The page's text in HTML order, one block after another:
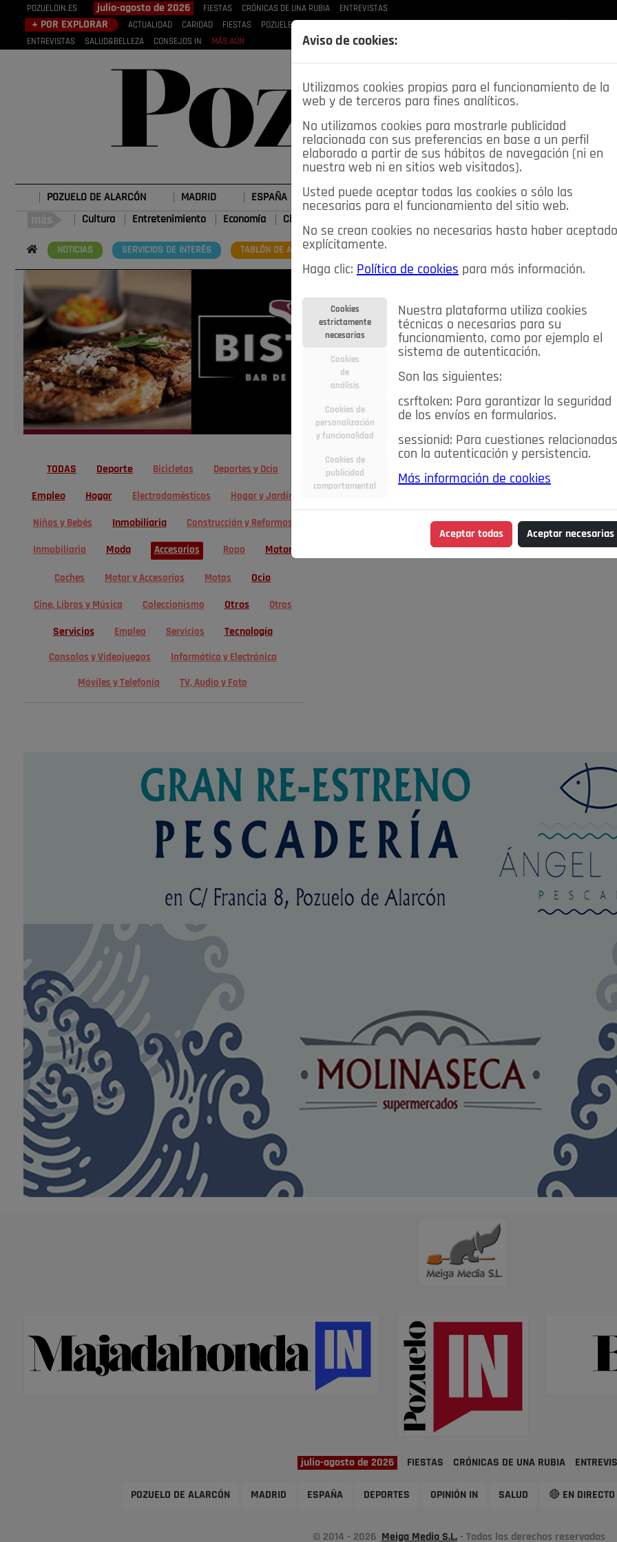
POZUELOIN.ES julio-agosto de 2026 FIESTAS CRÓNICAS DE UNA RUBIA ENTREVISTAS
+ POR EXPLORAR ACTUALIDAD CARIDAD FIESTAS POZUELEROS
ENTREVISTAS
SALUD&BELLEZA CONSEJOS IN MÁS AÚN
POZUELO DE ALARCÓN MADRID ESPAÑA DEPORTES OPINIÓN IN SALUD 🔴 EN DIRECTO
Cultura Entretenimiento Economía Ciencia&Tecnología
NOTICIAS SERVICIOS DE INTERÉS TABLÓN DE ANUNCIOS MIS ANUNCIOS
TODAS Deporte Bicicletas Deportes y Ocio
Empleo Hogar Electrodomésticos Hogar y Jardín
Niños y Bebés Inmobiliaria Construcción y Reformas
Inmobiliaria Moda Accesorios Ropa Motor
Coches Motor y Accesorios Motos Ocio
Cine, Libros y Música Coleccionismo Otros Otros
Servicios Empleo Servicios Tecnología
Consolas y Videojuegos Informática y Electrónica
Móviles y Telefonía TV, Audio y Foto
Aviso de cookies:
Utilizamos cookies propias para el funcionamiento de la
web y de terceros para fines analíticos.
No utilizamos cookies para mostrarle publicidad
relacionada con sus preferencias en base a un perfil
elaborado a partir de sus hábitos de navegación (ni en
nuestra web ni en sitios web visitados).
Usted puede aceptar todas las cookies o sólo las
necesarias para el funcionamiento del sitio web.
No se crean cookies no necesarias hasta haber aceptado
explícitamente.
Haga clic: Política de cookies para más información.
Cookies
estrictamente
necesarias
Cookies
de
análisis
Cookies de
personalización
y funcionalidad
Cookies de
publicidad
comportamental
Nuestra plataforma utiliza cookies
técnicas o necesarias para su
funcionamiento, como por ejemplo el
sistema de autenticación.
Son las siguientes:
csrftoken: Para garantizar la seguridad
de los envíos en formularios.
sessionid: Para cuestiones relacionadas
con la autenticación y persistencia.
Más información de cookies
Aceptar todas Aceptar necesarias
julio-agosto de 2026 FIESTAS CRÓNICAS DE UNA RUBIA
POZUELO DE ALARCÓN MADRID ESPAÑA DEPORTES OPINIÓN IN SALUD 🔴 EN DIRECTO
© 2014 - 2026 Meiga Media S.L.- Todos los derechos reservados